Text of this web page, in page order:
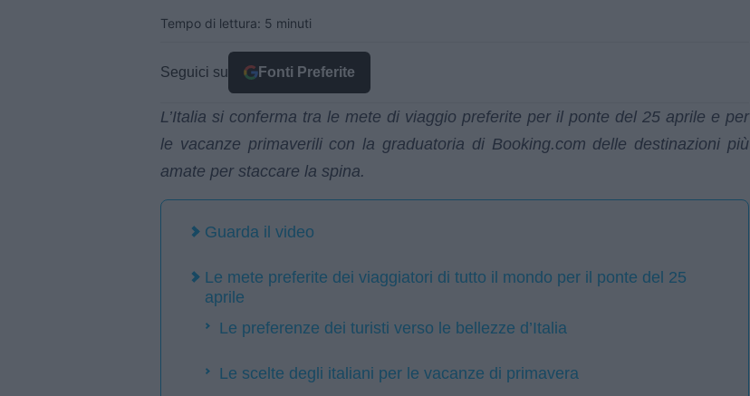
Tempo di lettura: 5 minuti
Seguici su Fonti Preferite
L’Italia si conferma tra le mete di viaggio preferite per il ponte del 25 aprile e per
le vacanze primaverili con la graduatoria di Booking.com delle destinazioni più
amate per staccare la spina.
Guarda il video
Le mete preferite dei viaggiatori di tutto il mondo per il ponte del 25
aprile
Le preferenze dei turisti verso le bellezze d’Italia
Le scelte degli italiani per le vacanze di primavera